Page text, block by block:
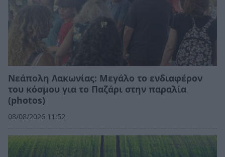
Νεάπολη Λακωνίας: Μεγάλο το ενδιαφέρον
του κόσμου για το Παζάρι στην παραλία
(photos)
08/08/2026 11:52